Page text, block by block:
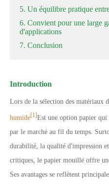
5. Un équilibre pratique
6. Convient pour une large
d'applications
7. Conclusion
Introduction
Lors de la sélection des matériaux
humide[1]Est une option papier qui
par le marché au fil du temps.
durabilité, la qualité d'impression
critiques, le papier mouillé offre
Ses avantages se reflètent